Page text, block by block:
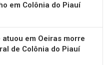
em Colônia do Piauí
em Oeiras morre
de Colônia do Piauí